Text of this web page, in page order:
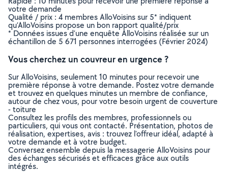
votre demande
Qualité / prix : 4 membres AlloVoisins sur 5* indiquent
qu’AlloVoisins propose un bon rapport qualité/prix
* Données issues d’une enquête AlloVoisins réalisée sur un
échantillon de 5 671 personnes interrogées (Février 2024)
Vous cherchez un couvreur en urgence ?
Sur AlloVoisins, seulement 10 minutes pour recevoir une
première réponse à votre demande. Postez votre demande
et trouvez en quelques minutes un membre de confiance,
autour de chez vous, pour votre besoin urgent de couverture
- toiture
Consultez les profils des membres, professionnels ou
particuliers, qui vous ont contacté. Présentation, photos de
réalisation, expertises, avis : trouvez l'offreur idéal, adapté à
votre demande et à votre budget.
Conversez ensemble depuis la messagerie AlloVoisins pour
des échanges sécurisés et efficaces grâce aux outils
intégrés.